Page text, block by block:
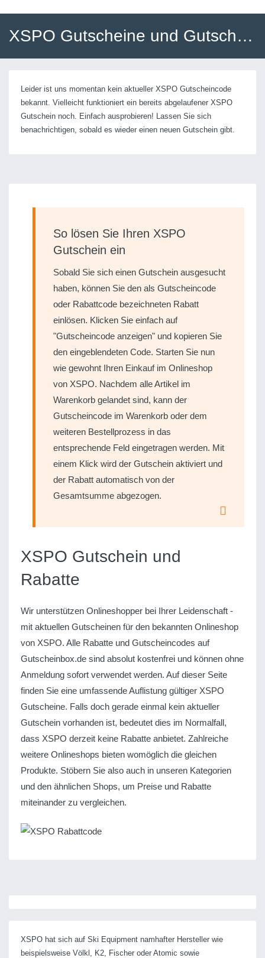
XSPO Gutscheine und Gutscheincodes
Leider ist uns momentan kein aktueller XSPO Gutscheincode
bekannt. Vielleicht funktioniert ein bereits abgelaufener XSPO
Gutschein noch. Einfach ausprobieren! Lassen Sie sich
benachrichtigen, sobald es wieder einen neuen Gutschein gibt.
So lösen Sie Ihren XSPO
Gutschein ein
Sobald Sie sich einen Gutschein ausgesucht
haben, können Sie den als Gutscheincode
oder Rabattcode bezeichneten Rabatt
einlösen. Klicken Sie einfach auf
"Gutscheincode anzeigen" und kopieren Sie
den eingeblendeten Code. Starten Sie nun
wie gewohnt Ihren Einkauf im Onlineshop
von XSPO. Nachdem alle Artikel im
Warenkorb gelandet sind, kann der
Gutscheincode im Warenkorb oder dem
weiteren Bestellprozess in das
entsprechende Feld eingetragen werden. Mit
einem Klick wird der Gutschein aktiviert und
der Rabatt automatisch von der
Gesamtsumme abgezogen.
XSPO Gutschein und
Rabatte
Wir unterstützen Onlineshopper bei Ihrer Leidenschaft -
mit aktuellen Gutscheinen für den bekannten Onlineshop
von XSPO. Alle Rabatte und Gutscheincodes auf
Gutscheinbox.de sind absolut kostenfrei und können ohne
Anmeldung sofort verwendet werden. Auf dieser Seite
finden Sie eine umfassende Auflistung gültiger XSPO
Gutscheine. Falls doch gerade einmal kein aktueller
Gutschein vorhanden ist, bedeutet dies im Normalfall,
dass XSPO derzeit keine Rabatte anbietet. Zahlreiche
weitere Onlineshops bieten womöglich die gleichen
Produkte. Stöbern Sie also auch in unseren Kategorien
und den ähnlichen Shops, um Preise und Rabatte
miteinander zu vergleichen.
XSPO hat sich auf Ski Equipment namhafter Hersteller wie
beispielsweise Völkl, K2, Fischer oder Atomic sowie